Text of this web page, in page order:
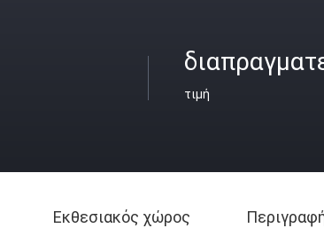
τιμή
Εκθεσιακός χώρος